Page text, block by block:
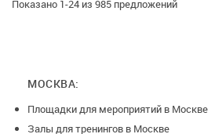
Показано 1-24 из 985 предложений
МОСКВА:
Площадки для мероприятий в Москве
Залы для тренингов в Москве